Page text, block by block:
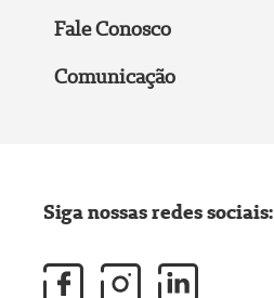
Fale Conosco
Comunicação
Siga nossas redes sociais: